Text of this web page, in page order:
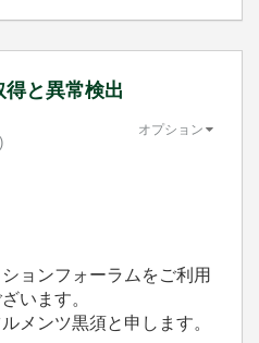
得と異常検出
オプション
ョンフォーラムをご利用
います。
メンツ黒須と申します。